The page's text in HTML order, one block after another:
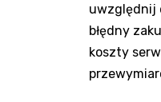
uwzględnij
błędny
koszty